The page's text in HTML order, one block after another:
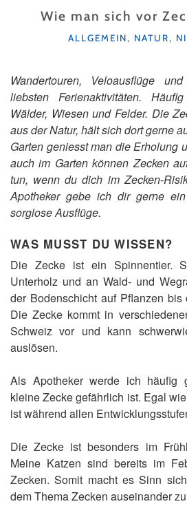
Wie man sich vor
KATEGORIEN
ALLGEMEIN, NATUR,
Wandertouren, Veloausflüge
liebsten Ferienaktivitäten.
Wälder, Wiesen und Felder. Die
aus der Natur, hält sich dort gerne
Garten geniesst man die Erholung
auch im Garten können Zecken
tun, wenn du dich im Zecken-
Apotheker gebe ich dir gerne
sorglose Ausflüge.
WAS MUSST DU WISSEN?
Die Zecke ist ein Spinnentier.
Unterholz und an Wald- und
der Bodenschicht auf Pflanzen
Die Zecke kommt in
Schweiz vor und kann
auslösen.
Als Apotheker werde ich häufig
kleine Zecke gefährlich ist. Egal
ist während allen
Die Zecke ist besonders im
Meine Katzen sind bereits im
Zecken. Somit macht es Sinn
dem Thema Zecken auseinander